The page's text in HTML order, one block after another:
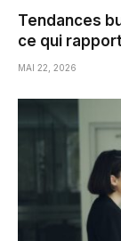
Tendances
ce qui
MAI 22, 2026